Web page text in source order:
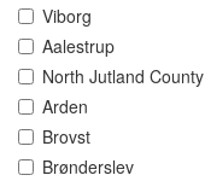
Viborg
Aalestrup
North Jutland County
Arden
Brovst
Brønderslev